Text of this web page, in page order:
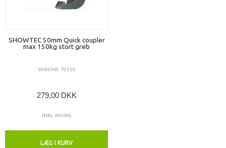
SHOWTEC 50mm Quick coupler
max 150kg stort greb
VARENR: 70359
279,00 DKK
INKL. MOMS
LÆG I KURV